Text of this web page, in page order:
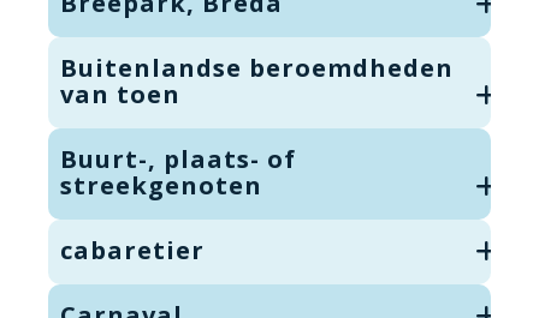
Buitenlandse beroemdheden
van toen
Buurt-, plaats- of
streekgenoten
cabaretier